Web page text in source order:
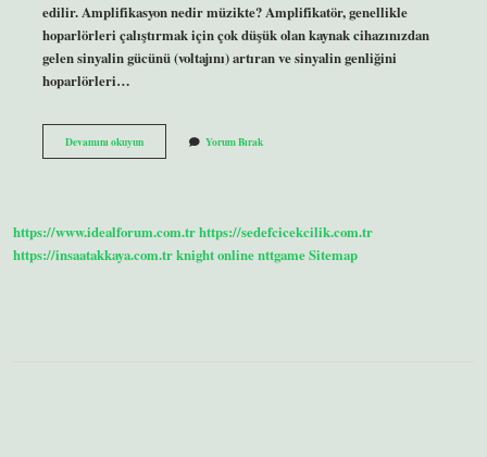
edilir. Amplifikasyon nedir müzikte? Amplifikatör, genellikle
hoparlörleri çalıştırmak için çok düşük olan kaynak cihazınızdan
gelen sinyalin gücünü (voltajını) artıran ve sinyalin genliğini
hoparlörleri…
Devamını okuyunAmplifikatör
Ne
Yorum Bırak
https://www.idealforum.com.trhttps://sedefcicekcilik.com.tr
https://insaatakkaya.com.trknight onlinenttgameSitemap